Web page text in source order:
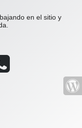
en el sitio y